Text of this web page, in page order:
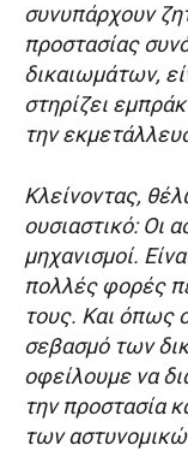
συνυπάρχουν
προστασίας
δικαιωμάτων,
στηρίζει
την
Κλείνοντας,
ουσιαστικό: Οι
μηχανισμοί.
πολλές φορές
τους. Και όπως
σεβασμό των
οφείλουμε να
την προστασία
των